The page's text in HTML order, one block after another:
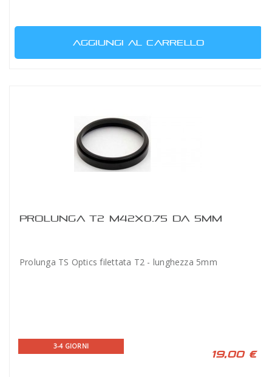
AGGIUNGI AL CARRELLO
PROLUNGA T2 M42X0.75 DA 5MM
Prolunga TS Optics filettata T2 - lunghezza 5mm
3-4 GIORNI
19,00 €